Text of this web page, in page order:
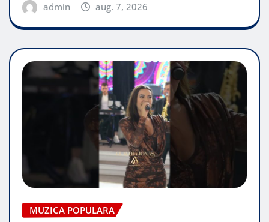
admin aug. 7, 2026
MUZICA POPULARA